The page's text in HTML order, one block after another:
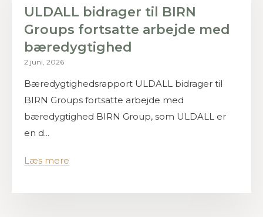
ULDALL bidrager til BIRN
Groups fortsatte arbejde med
bæredygtighed
2 juni, 2026
Bæredygtighedsrapport ULDALL bidrager til
BIRN Groups fortsatte arbejde med
bæredygtighed BIRN Group, som ULDALL er
en d...
Læs mere